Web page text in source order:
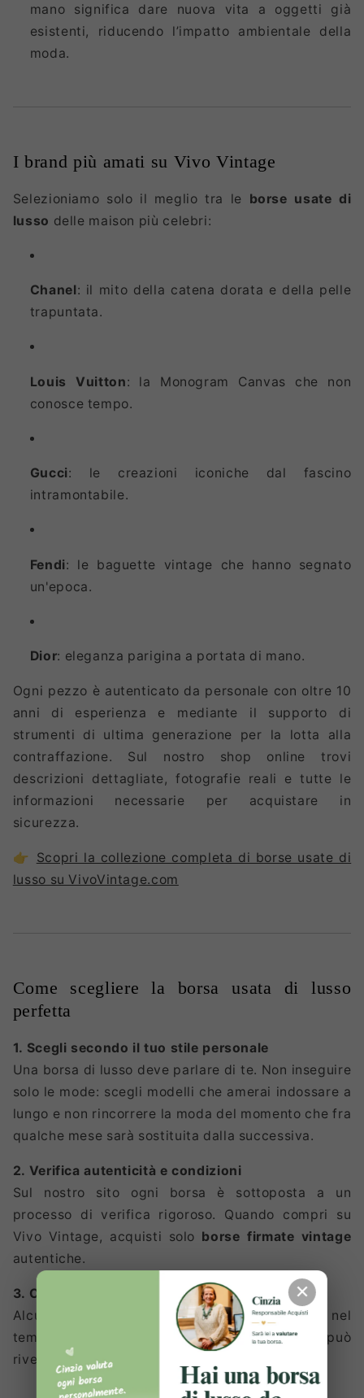
mano significa dare nuova vita a oggetti già
esistenti, riducendo l’impatto ambientale della
moda.
I brand più amati su Vivo Vintage
Selezioniamo solo il meglio tra le borse usate di
lusso delle maison più celebri:
Chanel: il mito della catena dorata e della pelle
trapuntata.
Louis Vuitton: la Monogram Canvas che non
conosce tempo.
Gucci: le creazioni iconiche dal fascino
intramontabile.
Fendi: le baguette vintage che hanno segnato
un'epoca.
Dior: eleganza parigina a portata di mano.
Ogni pezzo è autenticato da personale con oltre 10
anni di esperienza e mediante il supporto di
strumenti di ultima generazione per la lotta alla
contraffazione. Sul nostro shop online trovi
descrizioni dettagliate, fotografie reali e tutte le
informazioni necessarie per acquistare in
sicurezza.
👉 Scopri la collezione completa di borse usate di
lusso su VivoVintage.com
Come scegliere la borsa usata di lusso
perfetta
1. Scegli secondo il tuo stile personale
Una borsa di lusso deve parlare di te. Non inseguire
solo le mode: scegli modelli che amerai indossare a
lungo e non rincorrere la moda del momento che fra
qualche mese sarà sostituita dalla successiva.
2. Verifica autenticità e condizioni
Sul nostro sito ogni borsa è sottoposta a un
processo di verifica rigoroso. Quando compri su
Vivo Vintage, acquisti solo borse firmate vintage
autentiche.
3. Considera il valore futuro
Alcuni modelli iconici aumentano di valore nel
tempo: investire in unaborsa griffata usata
può
rivelarsi anche un'ottima decisione economica.
✕